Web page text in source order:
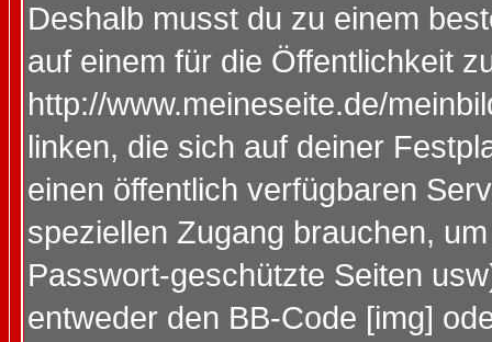
Deshalb musst du zu einem
auf einem für die Öffentlichkeit
http://www.meineseite.de/
linken, die sich auf deiner
einen öffentlich verfügbaren
speziellen Zugang brauchen,
Passwort-geschützte Seiten
entweder den BB-Code [img]